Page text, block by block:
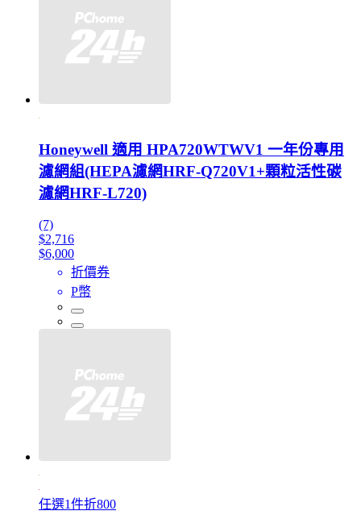
Honeywell 適用 HPA720WTWV1 一年份專用
濾網組(HEPA濾網HRF-Q720V1+顆粒活性碳
濾網HRF-L720)
(7)
$2,716
$6,000
折價券
P幣
任選1件折800